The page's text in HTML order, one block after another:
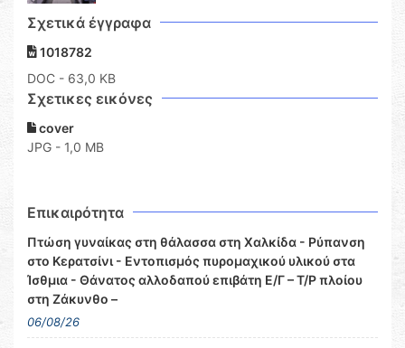
Σχετικά έγγραφα
1018782
DOC - 63,0 KB
Σχετικες εικόνες
cover
JPG - 1,0 MB
Επικαιρότητα
Πτώση γυναίκας στη θάλασσα στη Χαλκίδα - Ρύπανση
στο Κερατσίνι - Εντοπισμός πυρομαχικού υλικού στα
Ίσθμια - Θάνατος αλλοδαπού επιβάτη Ε/Γ – Τ/Ρ πλοίου
στη Ζάκυνθο –
06/08/26